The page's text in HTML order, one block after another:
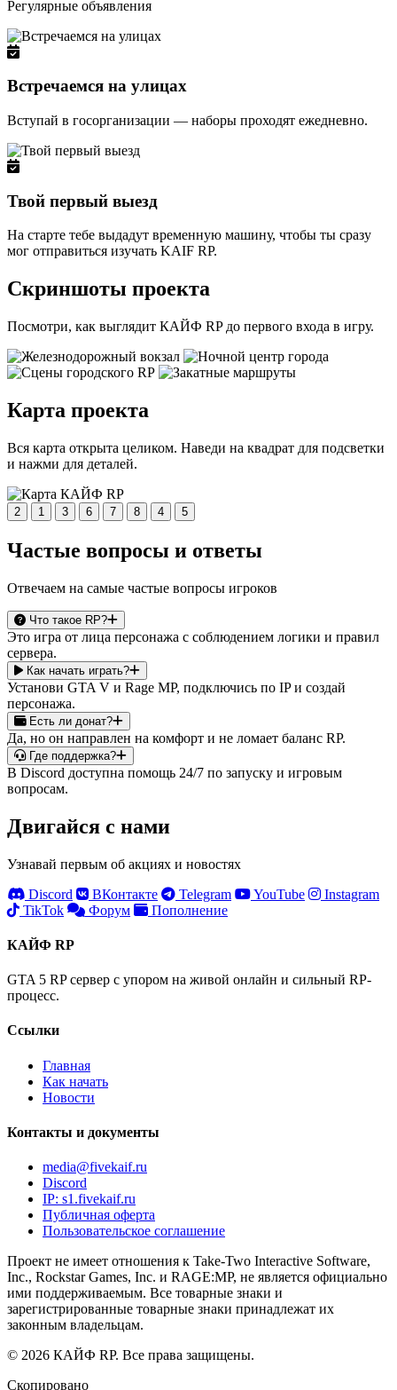
Регулярные объявления
Встречаемся на улицах
Вступай в госорганизации — наборы проходят ежедневно.
Твой первый выезд
На старте тебе выдадут временную машину, чтобы ты сразу
мог отправиться изучать KAIF RP.
Скриншоты проекта
Посмотри, как выглядит КАЙФ RP до первого входа в игру.
Карта проекта
Вся карта открыта целиком. Наведи на квадрат для подсветки
и нажми для деталей.
2 1 3 6 7 8 4 5
Частые вопросы и ответы
Отвечаем на самые частые вопросы игроков
Что такое RP?
Это игра от лица персонажа с соблюдением логики и правил
сервера.
Как начать играть?
Установи GTA V и Rage MP, подключись по IP и создай
персонажа.
Есть ли донат?
Да, но он направлен на комфорт и не ломает баланс RP.
Где поддержка?
В Discord доступна помощь 24/7 по запуску и игровым
вопросам.
Двигайся с нами
Узнавай первым об акциях и новостях
Discord
ВКонтакте Telegram YouTube
Instagram
TikTok
Форум Пополнение
КАЙФ RP
GTA 5 RP сервер с упором на живой онлайн и сильный RP-
процесс.
Ссылки
Главная
Как начать
Новости
Контакты и документы
media@fivekaif.ru
Discord
IP: s1.fivekaif.ru
Публичная оферта
Пользовательское соглашение
Проект не имеет отношения к Take-Two Interactive Software,
Inc., Rockstar Games, Inc. и RAGE:MP, не является официально
ими поддерживаемым. Все товарные знаки и
зарегистрированные товарные знаки принадлежат их
законным владельцам.
© 2026 КАЙФ RP. Все права защищены.
Скопировано